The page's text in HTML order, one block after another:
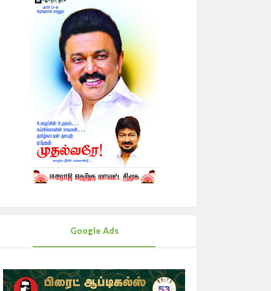
Google Ads